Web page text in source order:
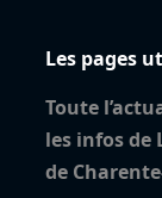
Les pages
Toute
les infos de
de